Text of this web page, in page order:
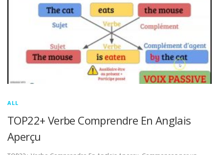
ALL
TOP22+ Verbe Comprendre En Anglais
Aperçu